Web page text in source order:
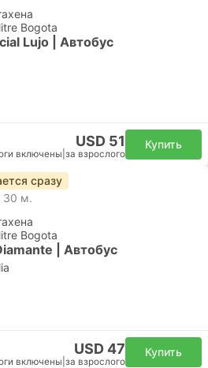
Bogota
Lujo | Автобус
USD 51
включены за взрослого
Купить
сразу
30 м.
Bogota
| Автобус
USD 47
включены за взрослого
Купить